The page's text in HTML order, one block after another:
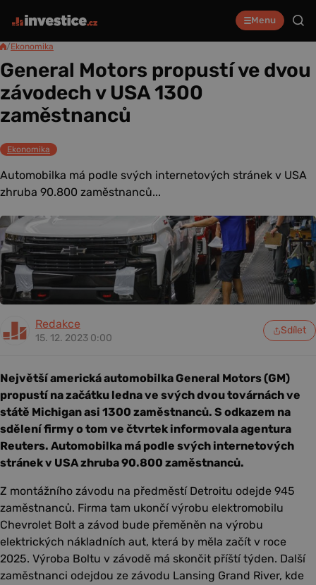
Menu
/Ekonomika
General Motors propustí ve dvou
závodech v USA 1300
zaměstnanců
Ekonomika
Automobilka má podle svých internetových stránek v USA
zhruba 90.800 zaměstnanců...
Redakce
15. 12. 2023 0:00
Sdílet
Největší americká automobilka General Motors (GM)
propustí na začátku ledna ve svých dvou továrnách ve
státě Michigan asi 1300 zaměstnanců. S odkazem na
sdělení firmy o tom ve čtvrtek informovala agentura
Reuters. Automobilka má podle svých internetových
stránek v USA zhruba 90.800 zaměstnanců.
Z montážního závodu na předměstí Detroitu odejde 945
zaměstnanců. Firma tam ukončí výrobu elektromobilu
Chevrolet Bolt a závod bude přeměněn na výrobu
elektrických nákladních aut, která by měla začít v roce
2025. Výroba Boltu v závodě má skončit příští týden. Další
zaměstnanci odejdou ze závodu Lansing Grand River, kde